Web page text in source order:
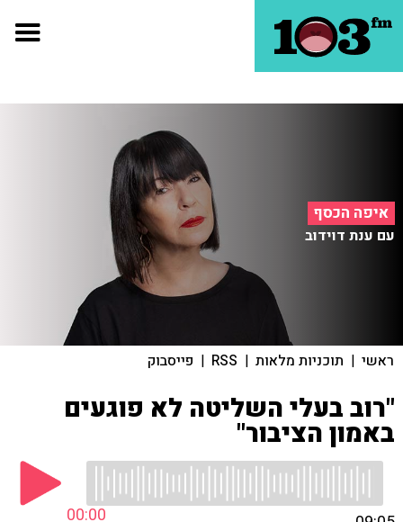
איפה הכסף
עם ענת דוידוב
ראשי | תוכניות מלאות |
RSS
| פייסבוק
"רוב בעלי השליטה לא פוגעים
באמון הציבור"
00:00